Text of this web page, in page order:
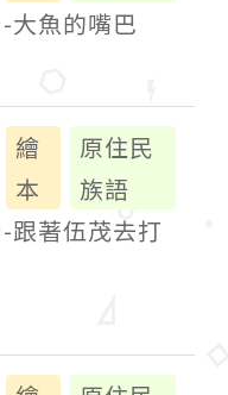
大魚的嘴巴
繪
本
原住民
族語
跟著伍茂去打